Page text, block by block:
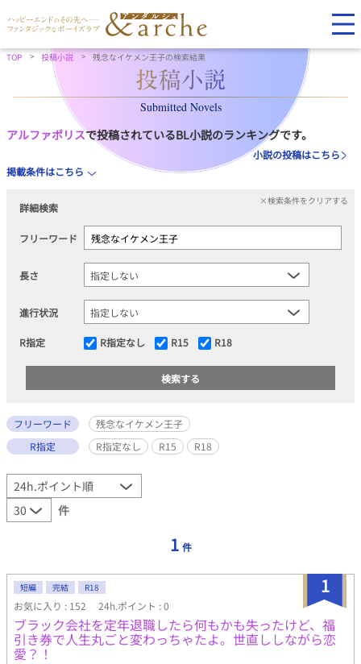
TOP 投稿小説 残念なイケメン王子の検索結果
Submitted Novels
アルファポリスで投稿されているBL小説のランキングです。
小説の投稿はこちら
掲載条件はこちら
詳細検索
×検索条件をクリアする
フリーワード
長さ
進行状況
R指定 R指定なし R15 R18
フリーワード
残念なイケメン王子
R指定
R指定なし R15 R18
件
1 件
1
短編 完結 R18
お気に入り : 152 24h.ポイント : 0
ブラック会社を定年退職したら何もかも失ったけど、福
引き券で人生丸ごと変わっちゃたよ。世直ししながら恋
愛？！